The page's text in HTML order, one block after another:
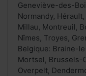
Geneviève-des-
Normandy,
Millau, Montreuil,
Nîmes, Troyes,
Belgique: Braine-
Mortsel, Brussels-
Overpelt,